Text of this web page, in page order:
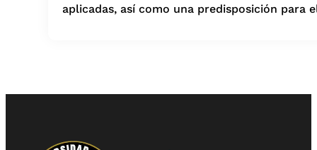
aplicadas, así como una predisposición